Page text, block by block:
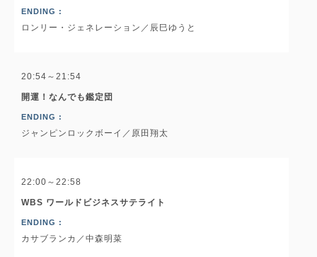
ENDING :
ロンリー・ジェネレーション／辰巳ゆうと
20:54～21:54
開運！なんでも鑑定団
ENDING :
ジャンピンロックボーイ／原田翔太
22:00～22:58
WBS ワールドビジネスサテライト
ENDING :
カサブランカ／中森明菜